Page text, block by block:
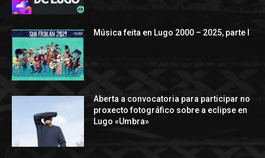
Música feita en Lugo 2000 – 2025, parte I
Aberta a convocatoria para participar no
proxecto fotográfico sobre a eclipse en
Lugo «Umbra»